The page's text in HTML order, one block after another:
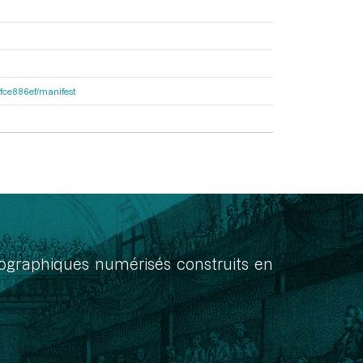
manifest
numérisés construits en